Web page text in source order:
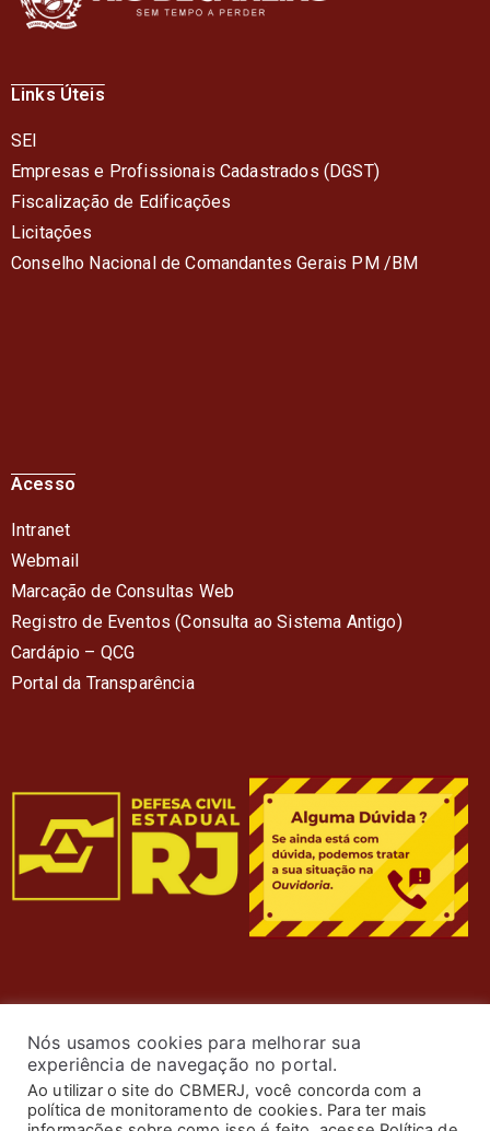
Links Úteis
SEI
Empresas e Profissionais Cadastrados (DGST)
Fiscalização de Edificações
Licitações
Conselho Nacional de Comandantes Gerais PM /BM
Acesso
Intranet
Webmail
Marcação de Consultas Web
Registro de Eventos (Consulta ao Sistema Antigo)
Cardápio – QCG
Portal da Transparência
Nós usamos cookies para melhorar sua
experiência de navegação no portal.
Ao utilizar o site do CBMERJ, você concorda com a
política de monitoramento de cookies. Para ter mais